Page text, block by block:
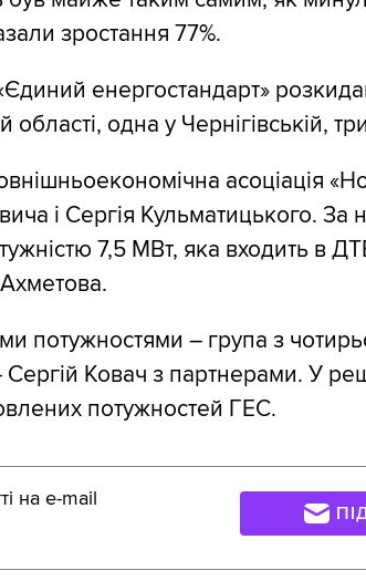
зростання 77%.
енергостандарт»
області, одна у Чернігівській,
асоціація
і Сергія Кульматицького. За
7,5 МВт, яка входить в
Ахметова.
потужностями – група з
Сергій Ковач з партнерами. У
потужностей ГЕС.
на e-mail